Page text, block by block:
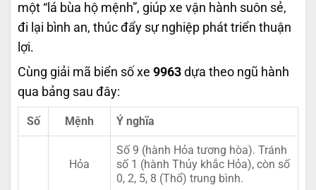
một “lá bùa hộ mệnh”, giúp xe vận hành suôn sẻ,
đi lại bình an, thúc đẩy sự nghiệp phát triển thuận
lợi.
Cùng giải mã biển số xe 9963 dựa theo ngũ hành
qua bảng sau đây:
Số Mệnh Ý nghĩa
Hỏa
Số 9 (hành Hỏa tương hòa). Tránh
số 1 (hành Thủy khắc Hỏa), còn số
0, 2, 5, 8 (Thổ) trung bình.